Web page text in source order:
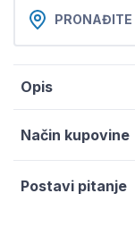
PRONAĐITE
Opis
Način kupovine
Postavi pitanje